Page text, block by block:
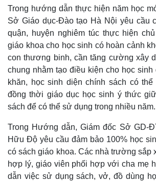
Việc làm
Biển đảo
Trong hướng dẫn thực hiện năm học
Sở Giáo dục-Đào tạo Hà Nội yêu cầu
quận, huyện nghiêm túc thực hiện
giáo khoa cho học sinh có hoàn cảnh
con thương binh, cần tăng cường xây
chung nhằm tạo điều kiện cho học sinh
khăn, học sinh diện chính sách có
đồng thời giáo dục học sinh ý thức
sách để có thể sử dụng trong nhiều năm.
Trong Hướng dẫn, Giám đốc Sở GD-
Hữu Độ yêu cầu đảm bảo 100% học
có sách giáo khoa. Các nhà trường sắp
hợp lý, giáo viên phối hợp với cha mẹ
dẫn việc sử dụng sách, vở, đồ dùng